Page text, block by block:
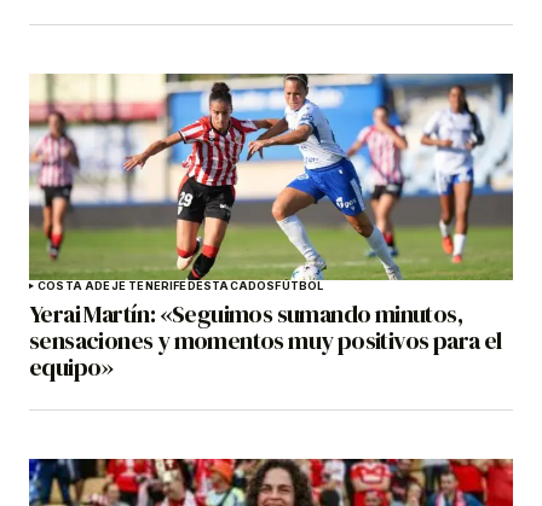
COSTA ADEJE TENERIFEDESTACADOSFÚTBOL
Yerai Martín: «Seguimos sumando minutos,
sensaciones y momentos muy positivos para el
equipo»